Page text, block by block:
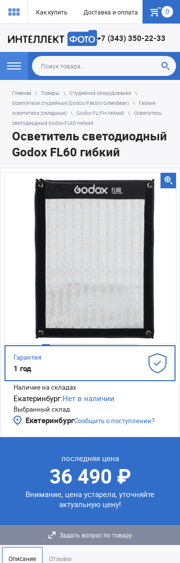
Как купить Доставка и оплата Гарантия
0
+7 (343) 350-22-33
Главная Товары
Студийное оборудование
Осветители студийные (Godox/Falcon/GreenBean)
Гибкие
осветители (складные)
Godox FL/FH гибкий
Осветитель
светодиодный Godox FL60 гибкий
Осветитель светодиодный
Godox FL60 гибкий
Гарантия
1 год
Наличие на складах
Екатеринбург:Нет в наличии
Выбранный склад
ЕкатеринбургСообщить о поступлении?
последняя цена
36 490 ₽
Внимание, цена устарела, уточняйте
актуальную цену!
Задать вопрос по товару
Описание Отзывы